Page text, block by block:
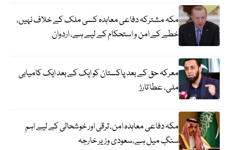
مکہ مشترکہ دفاعی معاہدہ کسی ملک کے خلاف نہیں،
خطے کے امن و استحکام کے لیے ہے، اردوان
معرکہ حق کے بعد پاکستان کو ایک کے بعد ایک کامیابی
ملی، عطا تارڑ
مکہ دفاعی معاہدہ امن، ترقی اور خوشحالی کے لیے اہم
سنگِ میل ہے،سعودی وزیر خارجہ